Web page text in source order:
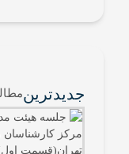
جدیدترین